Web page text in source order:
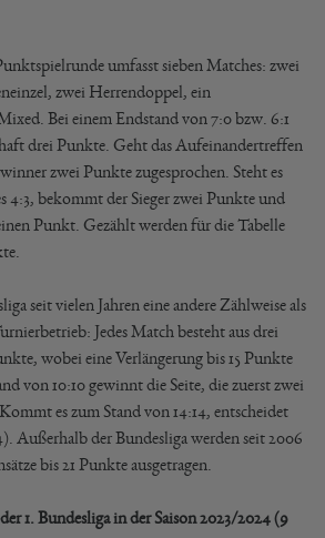
umfasst sieben Matches: zwei
zwei Herrendoppel, ein
Bei einem Endstand von 7:0 bzw. 6:1
drei Punkte. Geht das Aufeinandertreffen
zwei Punkte zugesprochen. Steht es
4:3, bekommt der Sieger zwei Punkte und
Punkt. Gezählt werden für die Tabelle
seit vielen Jahren eine andere Zählweise als
Jedes Match besteht aus drei
wobei eine Verlängerung bis 15 Punkte
von 10:10 gewinnt die Seite, die zuerst zwei
es zum Stand von 14:14, entscheidet
Außerhalb der Bundesliga werden seit 2006
bis 21 Punkte ausgetragen.
1. Bundesliga in der Saison 2023/2024 (9